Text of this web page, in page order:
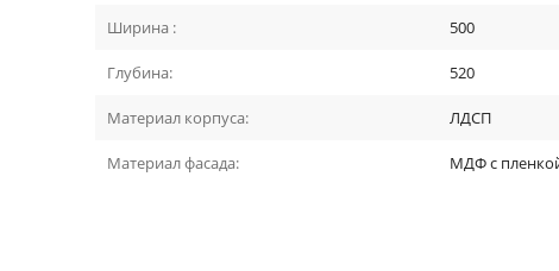
Ширина : 500
Глубина: 520
Материал корпуса: ЛДСП
Материал фасада: МДФ с